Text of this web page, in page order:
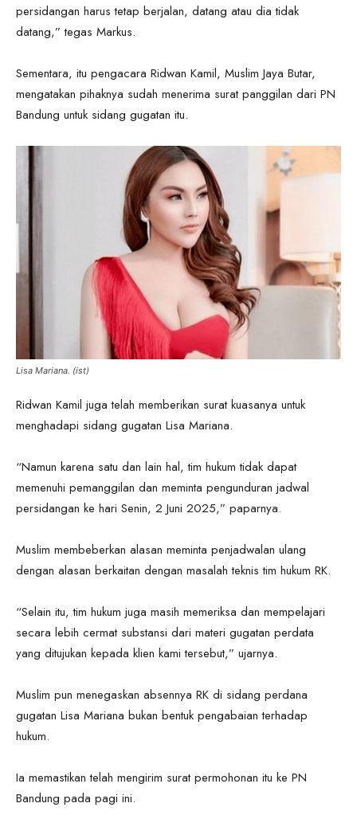
persidangan harus tetap berjalan, datang atau dia tidak
datang,” tegas Markus.
Sementara, itu pengacara Ridwan Kamil, Muslim Jaya Butar,
mengatakan pihaknya sudah menerima surat panggilan dari PN
Bandung untuk sidang gugatan itu.
Lisa Mariana. (ist)
Ridwan Kamil juga telah memberikan surat kuasanya untuk
menghadapi sidang gugatan Lisa Mariana.
“Namun karena satu dan lain hal, tim hukum tidak dapat
memenuhi pemanggilan dan meminta pengunduran jadwal
persidangan ke hari Senin, 2 Juni 2025,” paparnya.
Muslim membeberkan alasan meminta penjadwalan ulang
dengan alasan berkaitan dengan masalah teknis tim hukum RK.
“Selain itu, tim hukum juga masih memeriksa dan mempelajari
secara lebih cermat substansi dari materi gugatan perdata
yang ditujukan kepada klien kami tersebut,” ujarnya.
Muslim pun menegaskan absennya RK di sidang perdana
gugatan Lisa Mariana bukan bentuk pengabaian terhadap
hukum.
Ia memastikan telah mengirim surat permohonan itu ke PN
Bandung pada pagi ini.